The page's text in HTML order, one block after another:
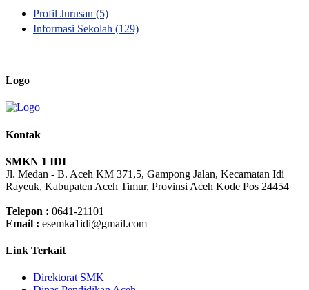
Profil Jurusan (5)
Informasi Sekolah (129)
Logo
Kontak
SMKN 1 IDI
Jl. Medan - B. Aceh KM 371,5, Gampong Jalan, Kecamatan Idi
Rayeuk, Kabupaten Aceh Timur, Provinsi Aceh Kode Pos 24454
Telepon : 0641-21101
Email : esemka1idi@gmail.com
Link Terkait
Direktorat SMK